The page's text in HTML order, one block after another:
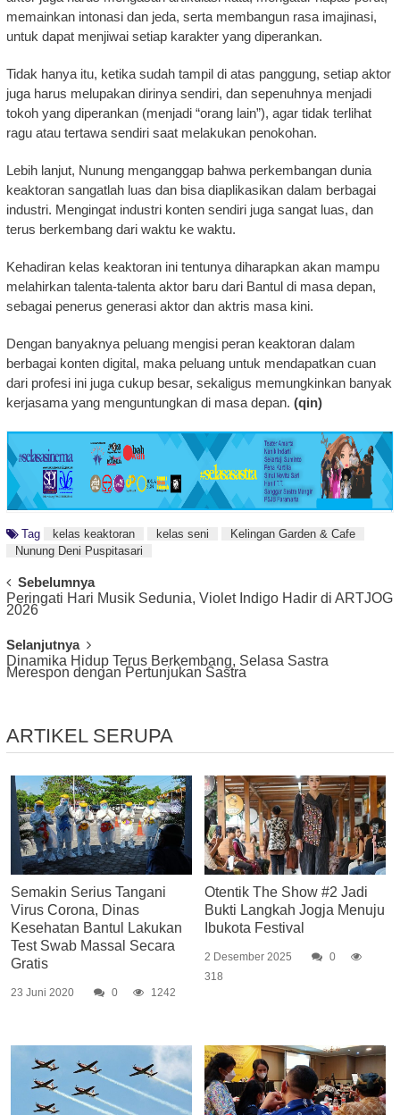
memainkan intonasi dan jeda, serta membangun rasa imajinasi,
untuk dapat menjiwai setiap karakter yang diperankan.
Tidak hanya itu, ketika sudah tampil di atas panggung, setiap aktor
juga harus melupakan dirinya sendiri, dan sepenuhnya menjadi
tokoh yang diperankan (menjadi “orang lain”), agar tidak terlihat
ragu atau tertawa sendiri saat melakukan penokohan.
Lebih lanjut, Nunung menganggap bahwa perkembangan dunia
keaktoran sangatlah luas dan bisa diaplikasikan dalam berbagai
industri. Mengingat industri konten sendiri juga sangat luas, dan
terus berkembang dari waktu ke waktu.
Kehadiran kelas keaktoran ini tentunya diharapkan akan mampu
melahirkan talenta-talenta aktor baru dari Bantul di masa depan,
sebagai penerus generasi aktor dan aktris masa kini.
Dengan banyaknya peluang mengisi peran keaktoran dalam
berbagai konten digital, maka peluang untuk mendapatkan cuan
dari profesi ini juga cukup besar, sekaligus memungkinkan banyak
kerjasama yang menguntungkan di masa depan. (qin)
Tag kelas keaktoran kelas seni
Kelingan Garden & Cafe
Nunung Deni Puspitasari
Post
Navigation
Sebelumnya
Peringati Hari Musik Sedunia, Violet Indigo Hadir di ARTJOG
2026
Selanjutnya
Dinamika Hidup Terus Berkembang, Selasa Sastra
Merespon dengan Pertunjukan Sastra
ARTIKEL SERUPA
Semakin Serius Tangani
Virus Corona, Dinas
Kesehatan Bantul Lakukan
Test Swab Massal Secara
Gratis
23 Juni 2020 0 1242
Otentik The Show #2 Jadi
Bukti Langkah Jogja Menuju
Ibukota Festival
2 Desember 2025
0
318